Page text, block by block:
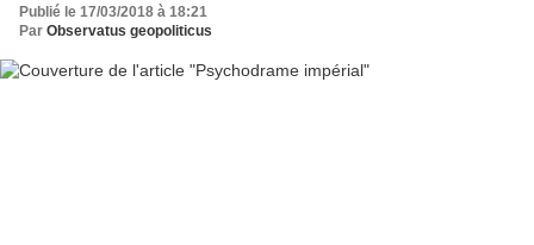
Publié le 17/03/2018 à 18:21
Par Observatus geopoliticus